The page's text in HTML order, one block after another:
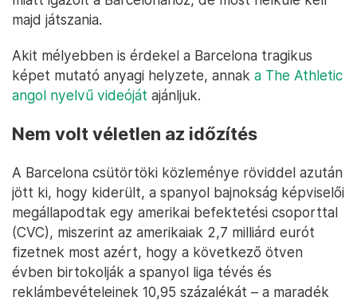
majd játszania.
Akit mélyebben is érdekel a Barcelona tragikus
képet mutató anyagi helyzete, annak a The Athletic
angol nyelvű videóját ajánljuk.
Nem volt véletlen az időzítés
A Barcelona csütörtöki közleménye röviddel azután
jött ki, hogy kiderült, a spanyol bajnokság képviselői
megállapodtak egy amerikai befektetési csoporttal
(CVC), miszerint az amerikaiak 2,7 milliárd eurót
fizetnek most azért, hogy a következő ötven
évben birtokolják a spanyol liga tévés és
reklámbevételeinek 10,95 százalékát – a maradék